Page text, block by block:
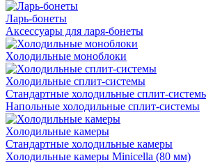
Ларь-бонеты
Аксессуары для ларя-бонеты
Холодильные моноблоки
Холодильные сплит-системы
Стандартные холодильные сплит-
Напольные холодильные сплит-системы
Холодильные камеры
Стандартные холодильные камеры
Холодильные камеры Minicella (80 мм)